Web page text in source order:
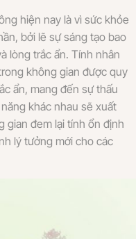
hiện nay là vì sức khỏe
bởi lẽ sự sáng tạo bao
lòng trắc ẩn. Tính nhân
không gian được quy
ẩn, mang đến sự thấu
khác nhau sẽ xuất
gian đem lại tính ổn định
lý tưởng mới cho các